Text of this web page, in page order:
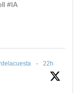
#IA
· 22h